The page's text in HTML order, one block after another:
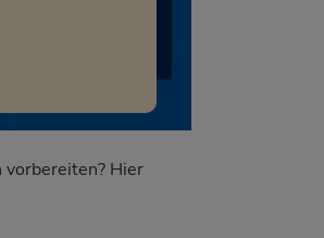
vorbereiten? Hier